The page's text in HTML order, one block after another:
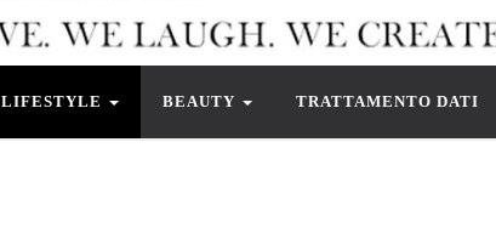
LIFESTYLE BEAUTY TRATTAMENTO DATI